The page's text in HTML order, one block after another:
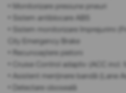
• Monitorizare presiune pneuri
• Sistem antiblocare ABS
• Sistem monitorizare împrejurimi
City Emergency Brake
• Recunoaștere pietoni
• Cruise Control adaptiv (ACC incl.
• Asistent menținere bandă (Lane
• Detectare oboseală